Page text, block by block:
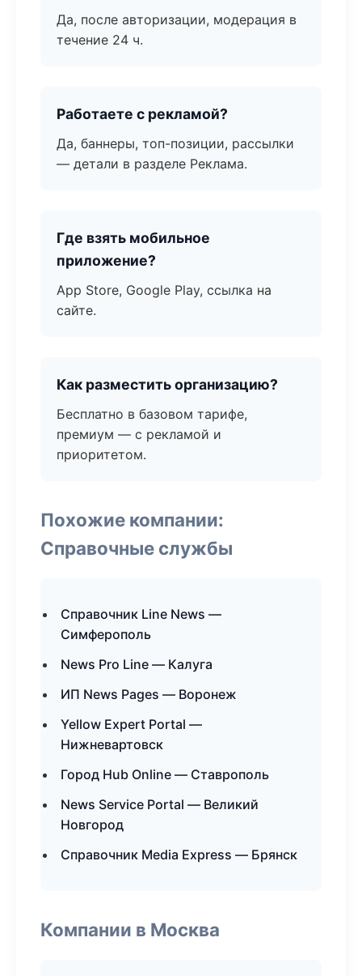
Да, после авторизации, модерация в
течение 24 ч.
Работаете с рекламой?
Да, баннеры, топ-позиции, рассылки
— детали в разделе Реклама.
Где взять мобильное
приложение?
App Store, Google Play, ссылка на
сайте.
Как разместить организацию?
Бесплатно в базовом тарифе,
премиум — с рекламой и
приоритетом.
Похожие компании:
Справочные службы
Справочник Line News —
Симферополь
News Pro Line — Калуга
ИП News Pages — Воронеж
Yellow Expert Portal —
Нижневартовск
Город Hub Online — Ставрополь
News Service Portal — Великий
Новгород
Справочник Media Express — Брянск
Компании в Москва